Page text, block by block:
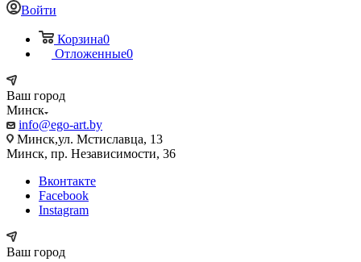
Войти
Корзина0
Отложенные0
Ваш город
Минск
info@ego-art.by
Минск,ул. Мстиславца, 13
Минск, пр. Независимости, 36
Вконтакте
Facebook
Instagram
Ваш город